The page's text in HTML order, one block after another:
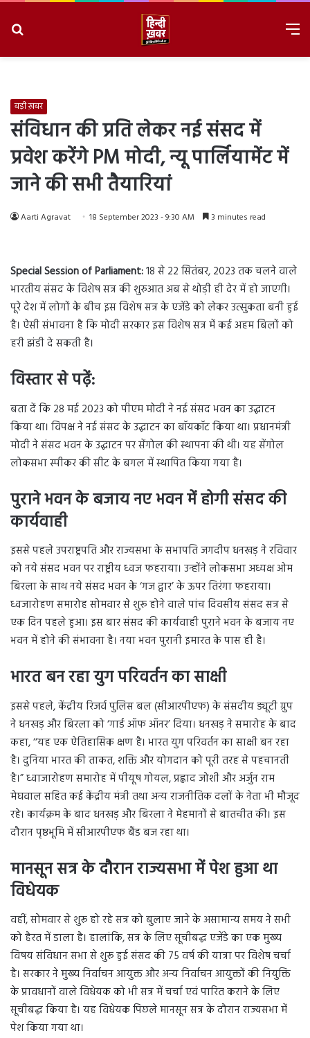
बड़ी ख़बर
संविधान की प्रति लेकर नई संसद में
प्रवेश करेंगे PM मोदी, न्यू पार्लियामेंट में
जाने की सभी तैयारियां
Aarti Agravat 18 September 2023 - 9:30 AM 3 minutes read
Special Session of Parliament:18 से 22 सितंबर, 2023 तक चलने वाले
भारतीय संसद के विशेष सत्र की शुरुआत अब से थोड़ी ही देर में हो जाएगी।
पूरे देश में लोगों के बीच इस विशेष सत्र के एजेंडे को लेकर उत्सुकता बनी हुई
है। ऐसी संभावना है कि मोदी सरकार इस विशेष सत्र में कई अहम बिलों को
हरी झंडी दे सकती है।
विस्तार से पढ़ें:
बता दें कि 28 मई 2023 को पीएम मोदी ने नई संसद भवन का उद्घाटन
किया था। विपक्ष ने नई संसद के उद्घाटन का बॉयकॉट किया था। प्रधानमंत्री
मोदी ने संसद भवन के उद्घाटन पर सेंगोल की स्थापना की थी। यह सेंगोल
लोकसभा स्पीकर की सीट के बगल में स्थापित किया गया है।
पुराने भवन के बजाय नए भवन में होगी संसद की
कार्यवाही
इससे पहले उपराष्ट्रपति और राज्यसभा के सभापति जगदीप धनखड़ ने रविवार
को नये संसद भवन पर राष्ट्रीय ध्वज फहराया। उन्होंने लोकसभा अध्यक्ष ओम
बिरला के साथ नये संसद भवन के ‘गज द्वार’ के ऊपर तिरंगा फहराया।
ध्वजारोहण समारोह सोमवार से शुरू होने वाले पांच दिवसीय संसद सत्र से
एक दिन पहले हुआ। इस बार संसद की कार्यवाही पुराने भवन के बजाय नए
भवन में होने की संभावना है। नया भवन पुरानी इमारत के पास ही है।
भारत बन रहा युग परिवर्तन का साक्षी
इससे पहले, केंद्रीय रिजर्व पुलिस बल (सीआरपीएफ) के संसदीय ड्यूटी ग्रुप
ने धनखड़ और बिरला को ‘गार्ड ऑफ ऑनर’ दिया। धनखड़ ने समारोह के बाद
कहा, ‘‘यह एक ऐतिहासिक क्षण है। भारत युग परिवर्तन का साक्षी बन रहा
है। दुनिया भारत की ताकत, शक्ति और योगदान को पूरी तरह से पहचानती
है।” ध्वाजारोहण समारोह में पीयूष गोयल, प्रह्लाद जोशी और अर्जुन राम
मेघवाल सहित कई केंद्रीय मंत्री तथा अन्य राजनीतिक दलों के नेता भी मौजूद
रहे। कार्यक्रम के बाद धनखड़ और बिरला ने मेहमानों से बातचीत की। इस
दौरान पृष्ठभूमि में सीआरपीएफ बैंड बज रहा था।
मानसून सत्र के दौरान राज्यसभा में पेश हुआ था
विधेयक
वहीं, सोमवार से शुरू हो रहे सत्र को बुलाए जाने के असामान्य समय ने सभी
को हैरत में डाला है। हालांकि, सत्र के लिए सूचीबद्ध एजेंडे का एक मुख्य
विषय संविधान सभा से शुरू हुई संसद की 75 वर्ष की यात्रा पर विशेष चर्चा
है। सरकार ने मुख्य निर्वाचन आयुक्त और अन्य निर्वाचन आयुक्तों की नियुक्ति
के प्रावधानों वाले विधेयक को भी सत्र में चर्चा एवं पारित कराने के लिए
सूचीबद्ध किया है। यह विधेयक पिछले मानसून सत्र के दौरान राज्यसभा में
पेश किया गया था।